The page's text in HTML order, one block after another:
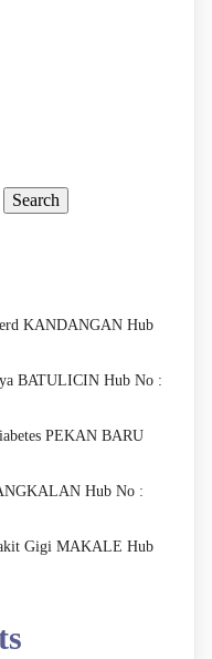
Search
KANDANGAN Hub
BATULICIN Hub No :
PEKAN BARU
Hub No :
Gigi MAKALE Hub